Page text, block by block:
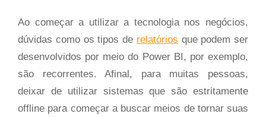
Ao começar a utilizar a tecnologia nos negócios,
dúvidas como os tipos de relatórios que podem ser
desenvolvidos por meio do Power BI, por exemplo,
são recorrentes. Afinal, para muitas pessoas,
deixar de utilizar sistemas que são estritamente
offline para começar a buscar meios de tornar suas